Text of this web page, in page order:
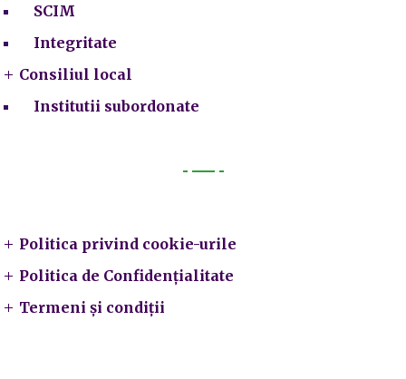
SCIM
Integritate
Consiliul local
Institutii subordonate
Politica privind cookie-urile
Politica de Confidențialitate
Termeni și condiții